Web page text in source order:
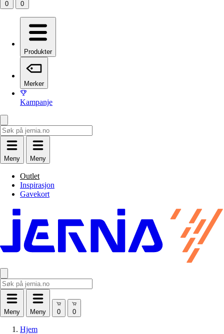
Produkter
Merker
Kampanje
Meny Meny
Outlet
Inspirasjon
Gavekort
Meny Meny
Hjem